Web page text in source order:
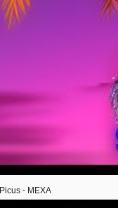
Picus - MEXA